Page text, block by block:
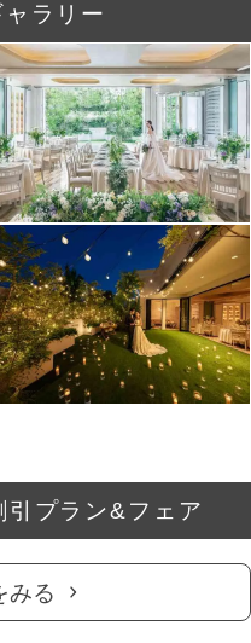
ラリー
引プラン&フェア
みる